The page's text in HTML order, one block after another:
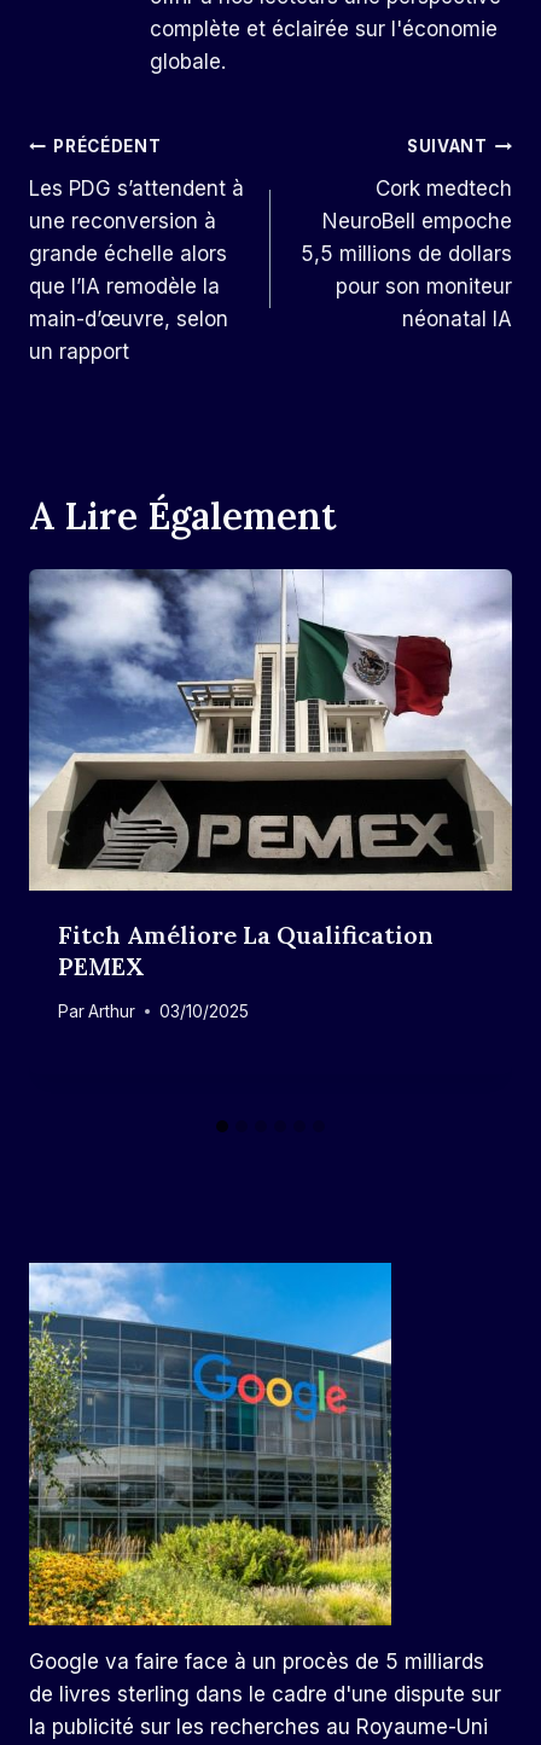
complète et éclairée sur l'économie
globale.
Navigation
De
L’article
PRÉCÉDENT
Les PDG s’attendent à
une reconversion à
grande échelle alors
que l’IA remodèle la
main-d’œuvre, selon
un rapport
SUIVANT
Cork medtech
NeuroBell empoche
5,5 millions de dollars
pour son moniteur
néonatal IA
A Lire Également
Fitch Améliore La Qualification
PEMEX
ParArthur 03/10/2025
Google va faire face à un procès de 5 milliards
de livres sterling dans le cadre d'une dispute sur
la publicité sur les recherches au Royaume-Uni